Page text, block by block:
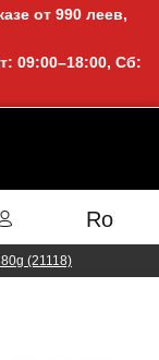
от 990 леев,
09:00–18:00, Сб:
Ro
(21118)